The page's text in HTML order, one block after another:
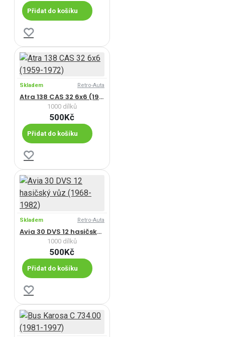
Přidat do košíku
Skladem Retro-Auta
Atra 138 CAS 32 6x6 (1959-1972)
1000 dílků
500Kč
Přidat do košíku
Skladem Retro-Auta
Avia 30 DVS 12 hasičský vůz (1968-1982)
1000 dílků
500Kč
Přidat do košíku